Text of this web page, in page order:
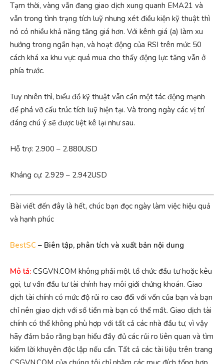
Tạm thời, vàng vẫn đang giao dịch xung quanh EMA21 và
vẫn trong tình trạng tích luỹ nhưng xét điều kiện kỹ thuật thì
nó có nhiều khả năng tăng giá hơn. Với kênh giá (a) làm xu
hướng trong ngắn hạn, và hoạt động của RSI trên mức 50
cách khá xa khu vực quá mua cho thấy động lực tăng vẫn ở
phía trước.
Tuy nhiên thì, biểu đồ kỹ thuật vẫn cần một tác động mạnh
để phá vỡ cấu trúc tích luỹ hiện tại. Và trong ngày các vị trí
đáng chú ý sẽ được liệt kê lại như sau.
Hỗ trợ: 2.900 – 2.880USD
Kháng cự: 2.929 – 2.942USD
Bài viết đến đây là hết, chúc bạn đọc ngày làm việc hiệu quả
và hạnh phúc
BestSC – Biên tập, phân tích và xuất bản nội dung
Mô tả: CSGVN.COM không phải một tổ chức đầu tư hoặc kêu
gọi, tư vấn đầu tư tài chính hay môi giới chứng khoán. Giao
dịch tài chính có mức độ rủi ro cao đối với vốn của bạn và bạn
chỉ nên giao dịch với số tiền mà bạn có thể mất. Giao dịch tài
chính có thể không phù hợp với tất cả các nhà đầu tư, vì vậy
hãy đảm bảo rằng bạn hiểu đầy đủ các rủi ro liên quan và tìm
kiếm lời khuyên độc lập nếu cần. Tất cả các tài liệu trên trang